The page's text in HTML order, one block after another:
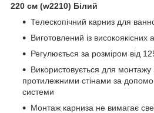
220 см (w2210) Білий
Телескопічний карниз для
Виготовлений із високоякісних
Регулюється за розміром від
Використовується для
протилежними стінами за
системи
Монтаж карниза не вимагає